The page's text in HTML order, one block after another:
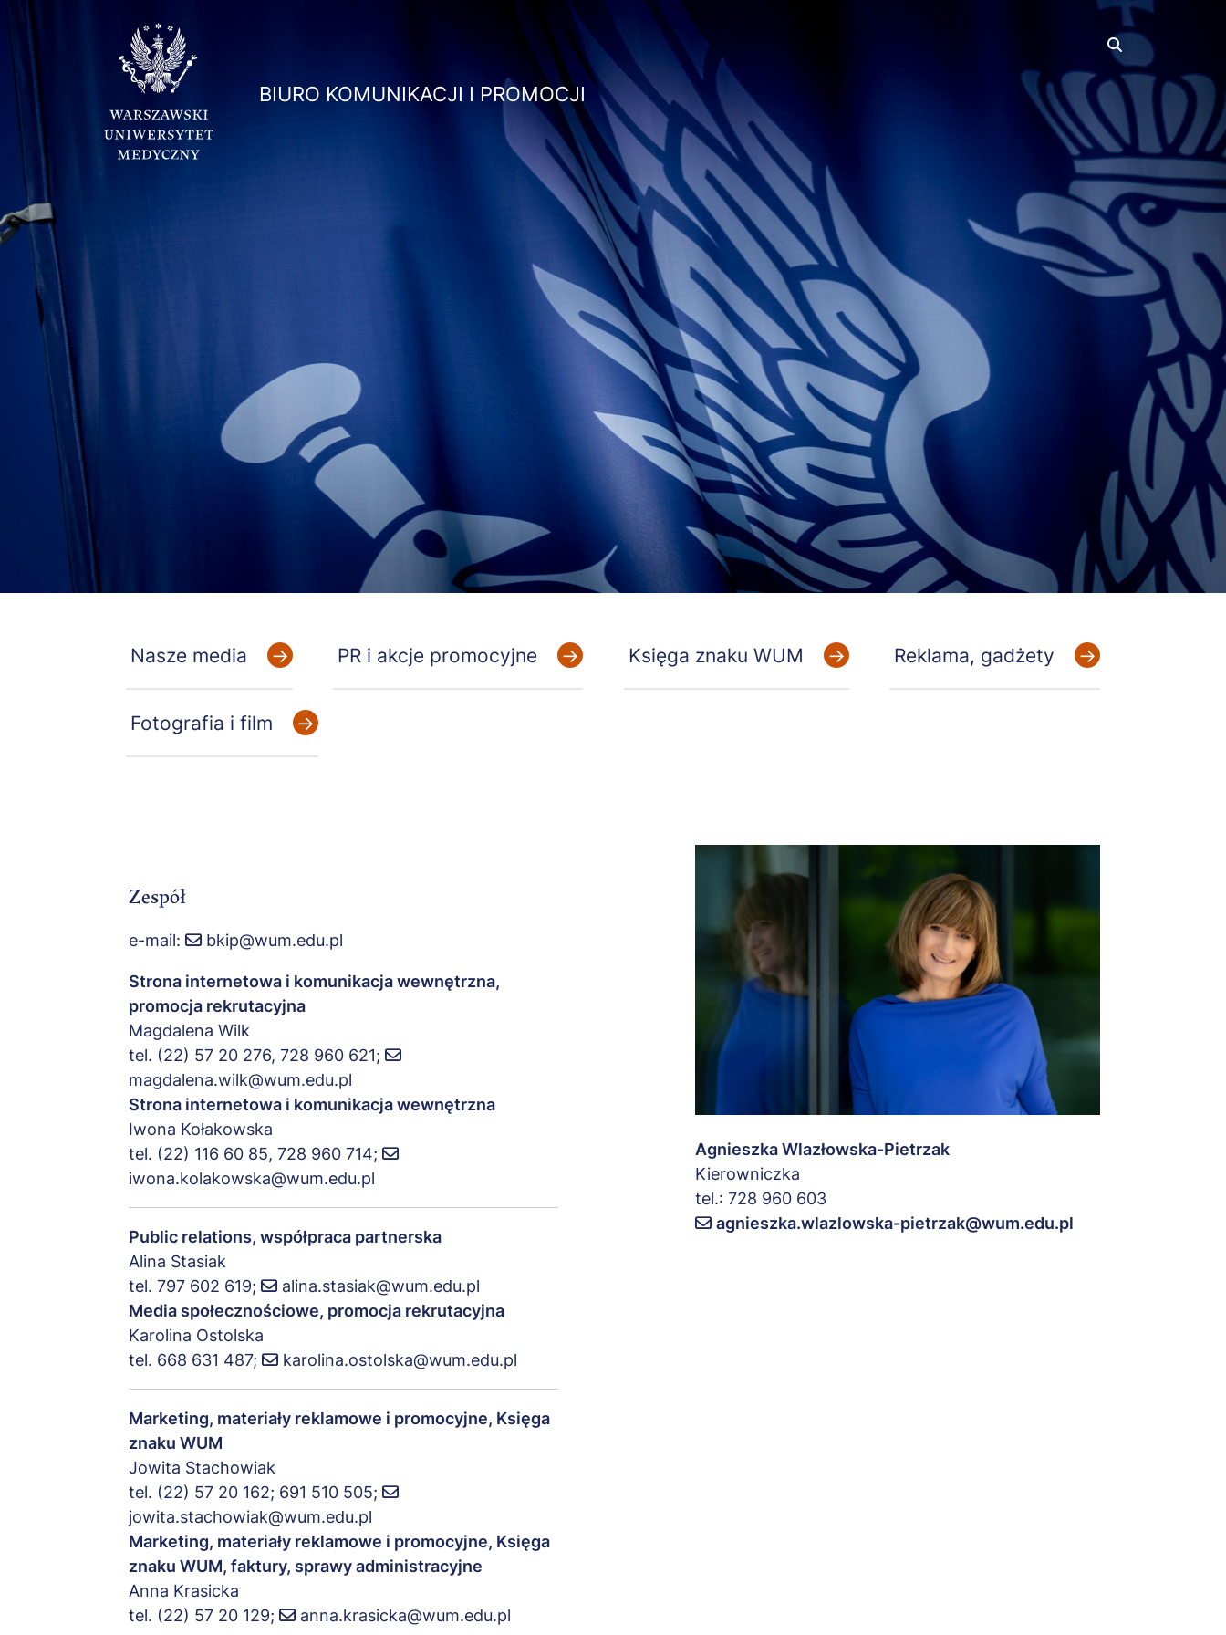
Przejdź
do
treści
BIURO KOMUNIKACJI I PROMOCJI
Secondary
Nasze media PR i akcje promocyjne Księga znaku WUM Reklama, gadżety
Fotografia i film
Zespół
e-mail: bkip@wum.edu.pl
Strona internetowa i komunikacja wewnętrzna,
promocja rekrutacyjna
Magdalena Wilk
tel. (22) 57 20 276, 728 960 621;
magdalena.wilk@wum.edu.pl
Strona internetowa i komunikacja wewnętrzna
Iwona Kołakowska
tel. (22) 116 60 85, 728 960 714;
iwona.kolakowska@wum.edu.pl
Public relations, współpraca partnerska
Alina Stasiak
tel. 797 602 619;
alina.stasiak@wum.edu.pl
Media społecznościowe, promocja rekrutacyjna
Karolina Ostolska
tel. 668 631 487;
karolina.ostolska@wum.edu.pl
Marketing, materiały reklamowe i promocyjne, Księga
znaku WUM
Jowita Stachowiak
tel. (22) 57 20 162; 691 510 505;
jowita.stachowiak@wum.edu.pl
Marketing, materiały reklamowe i promocyjne, Księga
znaku WUM, faktury, sprawy administracyjne
Anna Krasicka
tel. (22) 57 20 129;
anna.krasicka@wum.edu.pl
Agnieszka Wlazłowska-Pietrzak
Kierowniczka
tel.: 728 960 603
agnieszka.wlazlowska-pietrzak@wum.edu.pl